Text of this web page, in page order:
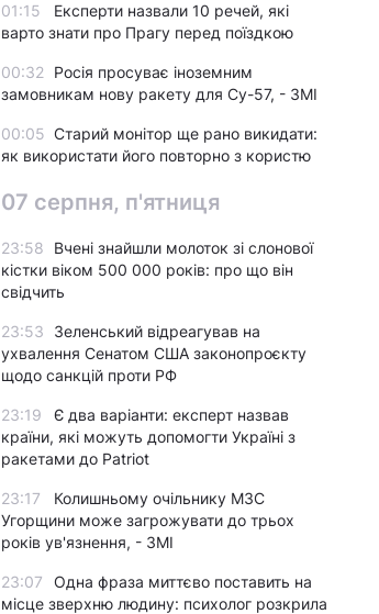
01:15
Експерти назвали 10 речей, які
варто знати про Прагу перед поїздкою
00:32
Росія просуває іноземним
замовникам нову ракету для Су-57, - ЗМІ
00:05 Старий монітор ще рано викидати:
як використати його повторно з користю
07 серпня, п'ятниця
23:58
Вчені знайшли молоток зі слонової
кістки віком 500 000 років: про що він
свідчить
23:53
Зеленський відреагував на
ухвалення Сенатом США законопроєкту
щодо санкцій проти РФ
23:19
Є два варіанти: експерт назвав
країни, які можуть допомогти Україні з
ракетами до Patriot
23:17
Колишньому очільнику МЗС
Угорщини може загрожувати до трьох
років ув'язнення, - ЗМІ
23:07
Одна фраза миттєво поставить на
місце зверхню людину: психолог розкрила